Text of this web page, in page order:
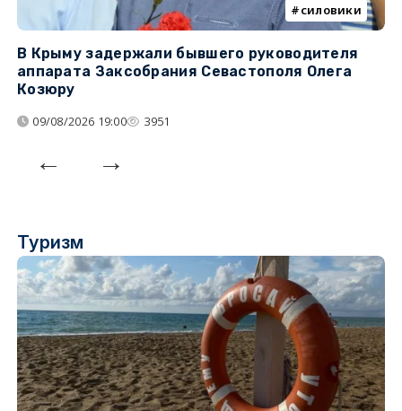
силовики
В Крыму задержали бывшего руководителя
аппарата Заксобрания Севастополя Олега
Козюру
09/08/2026 19:00 3951
Туризм